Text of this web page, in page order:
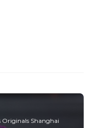
Originals Shanghai